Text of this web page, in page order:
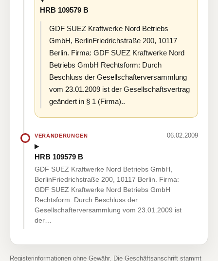
HRB 109579 B
GDF SUEZ Kraftwerke Nord Betriebs
GmbH, BerlinFriedrichstraße 200, 10117
Berlin. Firma: GDF SUEZ Kraftwerke Nord
Betriebs GmbH Rechtsform: Durch
Beschluss der Gesellschafterversammlung
vom 23.01.2009 ist der Gesellschaftsvertrag
geändert in § 1 (Firma)..
VERÄNDERUNGEN 06.02.2009
HRB 109579 B
GDF SUEZ Kraftwerke Nord Betriebs GmbH,
BerlinFriedrichstraße 200, 10117 Berlin. Firma:
GDF SUEZ Kraftwerke Nord Betriebs GmbH
Rechtsform: Durch Beschluss der
Gesellschafterversammlung vom 23.01.2009 ist
der…
Registerinformationen ohne Gewähr. Die Geschäftsanschrift stammt